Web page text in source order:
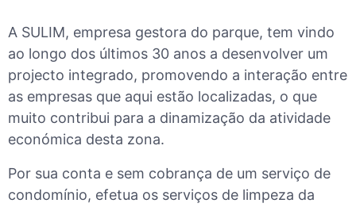
A SULIM, empresa gestora do parque, tem vindo
ao longo dos últimos 30 anos a desenvolver um
projecto integrado, promovendo a interação entre
as empresas que aqui estão localizadas, o que
muito contribui para a dinamização da atividade
económica desta zona.
Por sua conta e sem cobrança de um serviço de
condomínio, efetua os serviços de limpeza da